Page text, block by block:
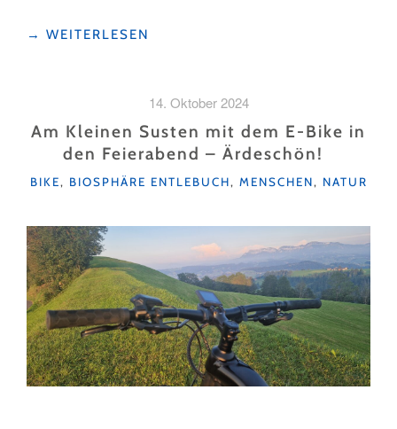
"LATERNEN-
UNESCO
BIOSPHÄRE
ENTLEBUCH:
LICHTBLICKE
DUNKLEN
JAHRESZEIT "
→ WEITERLESEN
14. Oktober 2024
Am Kleinen Susten mit dem E-Bike in
den Feierabend – Ärdeschön!
KATEGORIEN
BIKE, BIOSPHÄRE ENTLEBUCH, MENSCHEN, NATUR